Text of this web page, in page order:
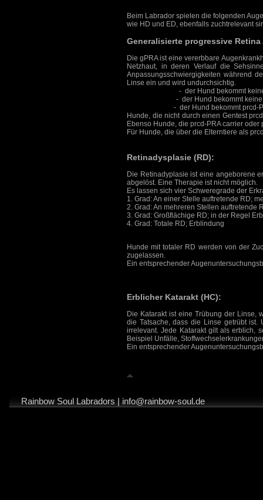
Beim Labrador spielen die folgenden
wie HD und ED, ebenfalls zuchtrelevant
Generalisierte progressive
Die gPRA ist eine vererbbare
Netzhaut, in deren Verlauf die
Anpassungsschwiergigkeiten während
Linse ein und wird undurchsichtig.
- der Hund bekommt
- der Hund bekommt keine
- der Hund bekommt prcd-
Hunde, die nicht durch einen Gentest
Ebenso Hunde, die prcd-PRA carrier oder
Für Hunde, die über die Elterntiere als
Retinadysplasie (RD):
Die Retinadyplasie ist eine angeborene
abgelöst. Eine Therapie ist nicht möglich.
Es lassen sich vier Schweregrade der
1. Grad: An einer Stelle auftretende RD;
2. Grad: An mehreren Stellen auftretende
3. Grad: Großflächige RD; in der Regel
4. Grad: Totale RD; Erblindung
Hunde mit totaler RD werden von der
zugelassen.
Ein entsprechender
Erblicher Katarakt (HC):
Die Katarakt ist eine Trübung der Linse,
die Tatsache, dass die Linse getrübt ist.
irrelevant. Jede Katarakt gilt als erblich,
Beispiel Unfälle,
Ein entsprechender
Rainbow Soul Labradors | info@rainbow-soul.de